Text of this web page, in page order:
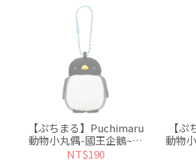
【ぷちまる】Puchimaru
動物小丸偶-國王企鵝~日
本超人氣絨毛小吊飾
NT$190
【
動物